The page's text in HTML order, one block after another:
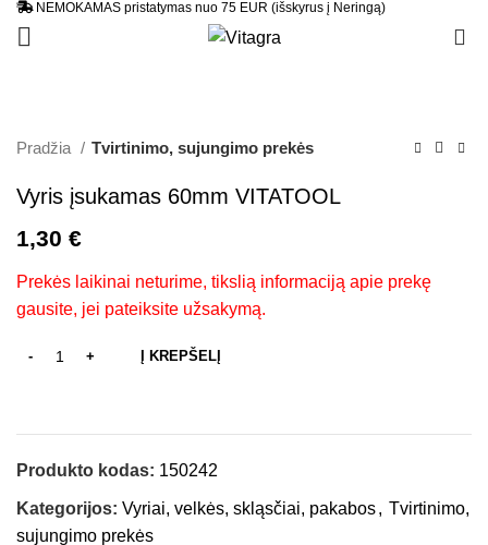
NEMOKAMAS pristatymas nuo 75 EUR (išskyrus į Neringą)
Pradžia Tvirtinimo, sujungimo prekės
Vyris įsukamas 60mm VITATOOL
1,30 €
Prekės laikinai neturime, tikslią informaciją apie prekę
gausite, jei pateiksite užsakymą.
Į KREPŠELĮ
Produkto kodas: 150242
Kategorijos: Vyriai, velkės, skląsčiai, pakabos, Tvirtinimo,
sujungimo prekės